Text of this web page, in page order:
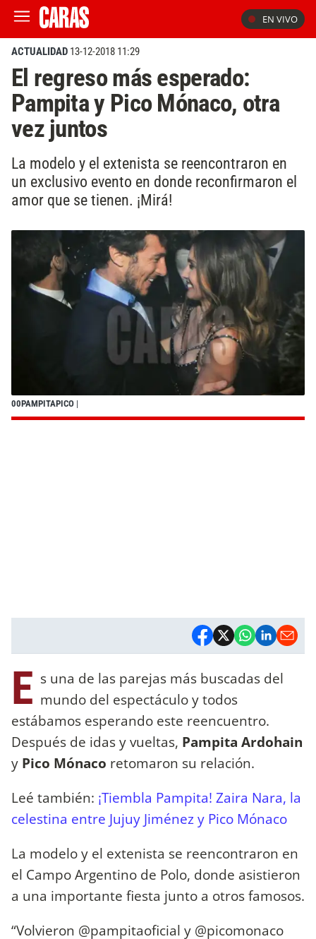
EN VIVO
ACTUALIDAD 13-12-2018 11:29
El regreso más esperado:
Pampita y Pico Mónaco, otra
vez juntos
La modelo y el extenista se reencontraron en
un exclusivo evento en donde reconfirmaron el
amor que se tienen. ¡Mirá!
00PAMPITAPICO |
E s una de las parejas más buscadas del
mundo del espectáculo y todos
estábamos esperando este reencuentro.
Después de idas y vueltas, Pampita Ardohain
y Pico Mónaco retomaron su relación.
Leé también: ¡Tiembla Pampita! Zaira Nara, la
celestina entre Jujuy Jiménez y Pico Mónaco
La modelo y el extenista se reencontraron en
el Campo Argentino de Polo, donde asistieron
a una importante fiesta junto a otros famosos.
“Volvieron @pampitaoficial y @picomonaco